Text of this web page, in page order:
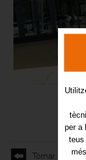
Tornar
per a
teus